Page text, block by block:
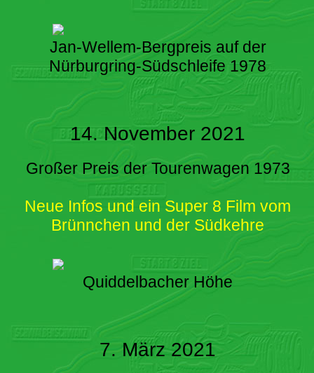
Jan-Wellem-Bergpreis auf der
Nürburgring-Südschleife 1978
14. November 2021
Großer Preis der Tourenwagen 1973
Neue Infos und ein Super 8 Film vom
Brünnchen und der Südkehre
Quiddelbacher Höhe
7. März 2021